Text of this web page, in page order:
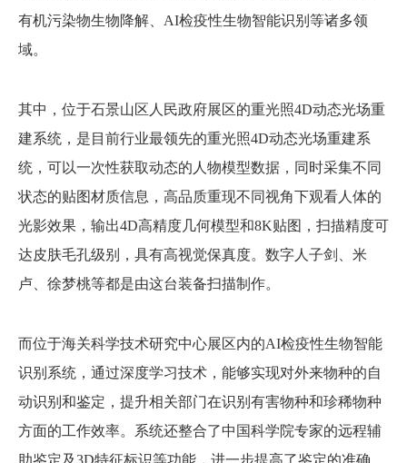
有机污染物生物降解、AI检疫性生物智能识别等诸多领
域。
其中，位于石景山区人民政府展区的重光照4D动态光场重
建系统，是目前行业最领先的重光照4D动态光场重建系
统，可以一次性获取动态的人物模型数据，同时采集不同
状态的贴图材质信息，高品质重现不同视角下观看人体的
光影效果，输出4D高精度几何模型和8K贴图，扫描精度可
达皮肤毛孔级别，具有高视觉保真度。数字人子剑、米
卢、徐梦桃等都是由这台装备扫描制作。
而位于海关科学技术研究中心展区内的AI检疫性生物智能
识别系统，通过深度学习技术，能够实现对外来物种的自
动识别和鉴定，提升相关部门在识别有害物种和珍稀物种
方面的工作效率。系统还整合了中国科学院专家的远程辅
助鉴定及3D特征标识等功能，进一步提高了鉴定的准确